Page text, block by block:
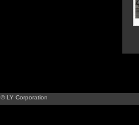
© LY Corporation